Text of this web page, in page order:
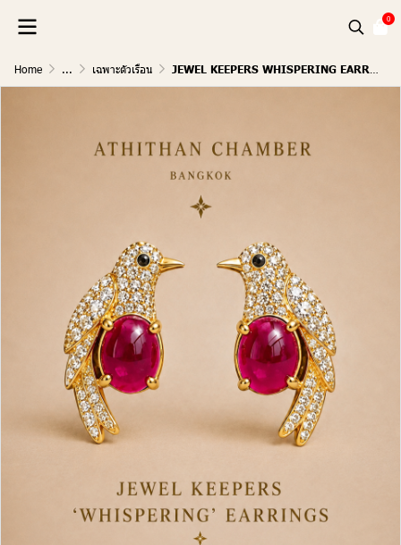
0
Home ... เฉพาะตัวเรือน JEWEL KEEPERS WHISPERING EARRINGS